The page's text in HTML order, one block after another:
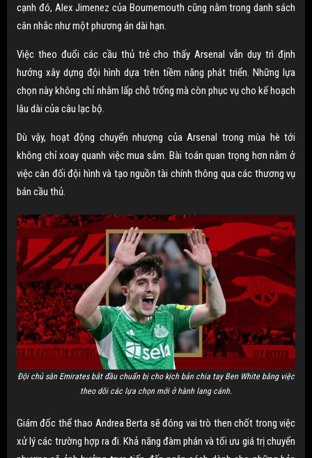
cạnh đó, Alex Jimenez của Bournemouth cũng nằm trong danh sách
cân nhắc như một phương án dài hạn.
Việc theo đuổi các cầu thủ trẻ cho thấy Arsenal vẫn duy trì định
hướng xây dựng đội hình dựa trên tiềm năng phát triển. Những lựa
chọn này không chỉ nhằm lấp chỗ trống mà còn phục vụ cho kế hoạch
lâu dài của câu lạc bộ.
Dù vậy, hoạt động chuyển nhượng của Arsenal trong mùa hè tới
không chỉ xoay quanh việc mua sắm. Bài toán quan trọng hơn nằm ở
việc cân đối đội hình và tạo nguồn tài chính thông qua các thương vụ
bán cầu thủ.
Đội chủ sân Emirates bắt đầu chuẩn bị cho kịch bản chia tay Ben White bằng việc
theo dõi các lựa chọn mới ở hành lang cánh.
Giám đốc thể thao Andrea Berta sẽ đóng vai trò then chốt trong việc
xử lý các trường hợp ra đi. Khả năng đàm phán và tối ưu giá trị chuyển